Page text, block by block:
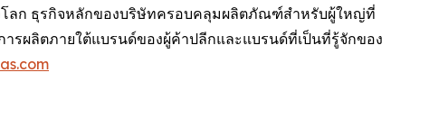
ลก ธุรกิจหลักของบริษัทครอบคลุมผลิตภัณฑ์สำหรับผู้ใหญ่ที่
รผลิตภายใต้แบรนด์ของผู้ค้าปลีกและแบรนด์ที่เป็นที่รู้จักของ